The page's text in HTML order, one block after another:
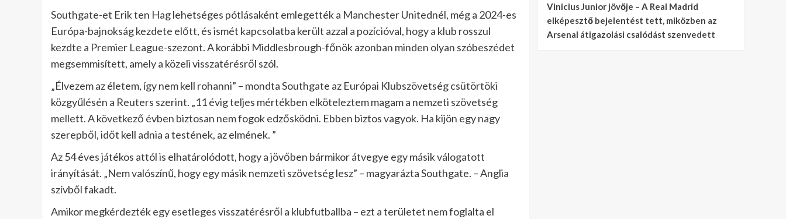
Southgate-et Erik ten Hag lehetséges pótlásaként emlegették a Manchester Unitednél, még a 2024-es
Európa-bajnokság kezdete előtt, és ismét kapcsolatba került azzal a pozícióval, hogy a klub rosszul
kezdte a Premier League-szezont. A korábbi Middlesbrough-főnök azonban minden olyan szóbeszédet
megsemmisített, amely a közeli visszatérésről szól.
„Élvezem az életem, így nem kell rohanni” – mondta Southgate az Európai Klubszövetség csütörtöki
közgyűlésén a Reuters szerint. „11 évig teljes mértékben elköteleztem magam a nemzeti szövetség
mellett. A következő évben biztosan nem fogok edzősködni. Ebben biztos vagyok. Ha kijön egy nagy
szerepből, időt kell adnia a testének, az elmének. ”
Az 54 éves játékos attól is elhatárolódott, hogy a jövőben bármikor átvegye egy másik válogatott
irányítását. „Nem valószínű, hogy egy másik nemzeti szövetség lesz” – magyarázta Southgate. – Anglia
szívből fakadt.
Amikor megkérdezték egy esetleges visszatérésről a klubfutballba – ezt a területet nem foglalta el
Vinicius Junior jövője – A Real Madrid
elképesztő bejelentést tett, miközben az
Arsenal átigazolási csalódást szenvedett